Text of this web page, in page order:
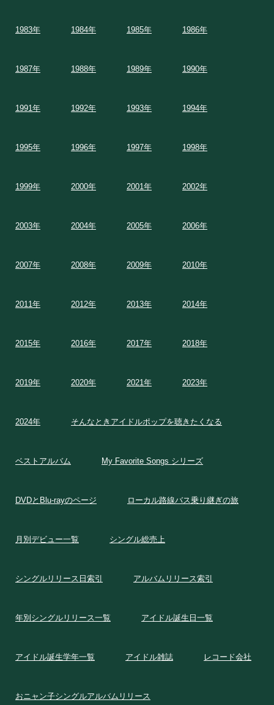
1983年 1984年 1985年 1986年
1987年 1988年 1989年 1990年
1991年 1992年 1993年 1994年
1995年 1996年 1997年 1998年
1999年 2000年 2001年 2002年
2003年 2004年 2005年 2006年
2007年 2008年 2009年 2010年
2011年 2012年 2013年 2014年
2015年 2016年 2017年 2018年
2019年 2020年 2021年 2023年
2024年 そんなときアイドルポップを聴きたくなる
ベストアルバム My Favorite Songs シリーズ
DVDとBlu-rayのページ ローカル路線バス乗り継ぎの旅
月別デビュー一覧 シングル総売上
シングルリリース日索引 アルバムリリース索引
年別シングルリリース一覧 アイドル誕生日一覧
アイドル誕生学年一覧 アイドル雑誌 レコード会社
おニャン子シングルアルバムリリース